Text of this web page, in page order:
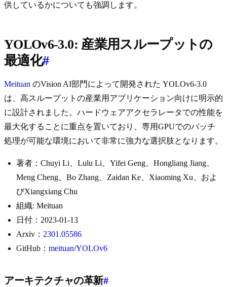
供しているかについても強調します。
YOLOv6-3.0: 産業用スループットの
最適化#
Meituan のVision AI部門によって開発された YOLOv6-3.0
は、高スループットの産業用アプリケーション向けに明示的
に設計されました。ハードウェアアクセラレータでの性能を
最大化することに重点を置いており、専用GPUでのバッチ
処理が可能な環境において非常に強力な選択肢となります。
著者：Chuyi Li、Lulu Li、Yifei Geng、Hongliang Jiang、
Meng Cheng、Bo Zhang、Zaidan Ke、Xiaoming Xu、およ
びXiangxiang Chu
組織: Meituan
日付：2023-01-13
Arxiv： 2301.05586
GitHub： meituan/YOLOv6
アーキテクチャの革新#